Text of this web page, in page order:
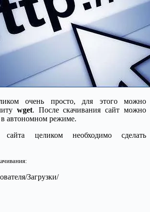
очень просто, для этого можно
wget. После скачивания сайт можно
в автономном режиме.
сайта целиком необходимо сделать
Загрузки/